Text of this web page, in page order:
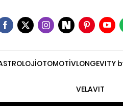
OTOMOTİVLONGEVITY
VELAVIT